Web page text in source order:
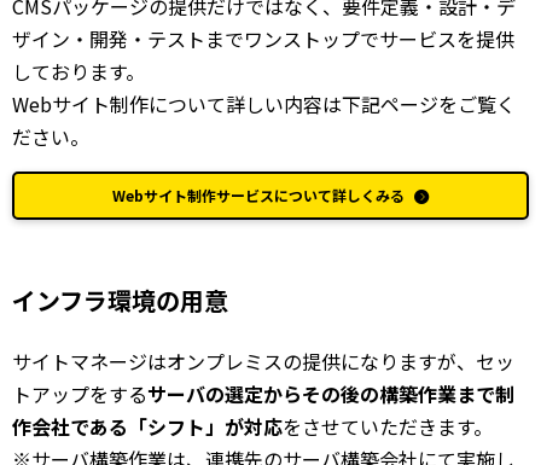
CMSパッケージの提供だけではなく、要件定義・設計・デ
ザイン・開発・テストまでワンストップでサービスを提供
しております。
Webサイト制作について詳しい内容は下記ページをご覧く
ださい。
Webサイト制作サービスについて詳しくみる
インフラ環境の用意
サイトマネージはオンプレミスの提供になりますが、セッ
トアップをするサーバの選定からその後の構築作業まで制
作会社である「シフト」が対応をさせていただきます。
※サーバ構築作業は、連携先のサーバ構築会社にて実施し